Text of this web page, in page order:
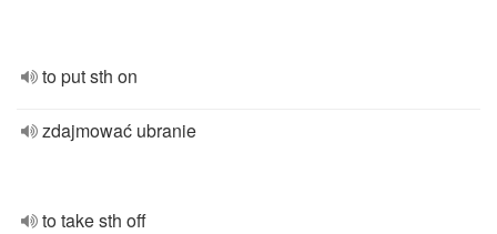
to put sth on
zdajmować ubranie
to take sth off